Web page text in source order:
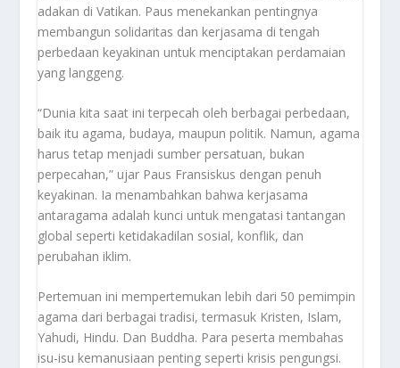
adakan di Vatikan. Paus menekankan pentingnya
membangun solidaritas dan kerjasama di tengah
perbedaan keyakinan untuk menciptakan perdamaian
yang langgeng.
“Dunia kita saat ini terpecah oleh berbagai perbedaan,
baik itu agama, budaya, maupun politik. Namun, agama
harus tetap menjadi sumber persatuan, bukan
perpecahan,” ujar Paus Fransiskus dengan penuh
keyakinan. Ia menambahkan bahwa kerjasama
antaragama adalah kunci untuk mengatasi tantangan
global seperti ketidakadilan sosial, konflik, dan
perubahan iklim.
Pertemuan ini mempertemukan lebih dari 50 pemimpin
agama dari berbagai tradisi, termasuk Kristen, Islam,
Yahudi, Hindu. Dan Buddha. Para peserta membahas
isu-isu kemanusiaan penting seperti krisis pengungsi.